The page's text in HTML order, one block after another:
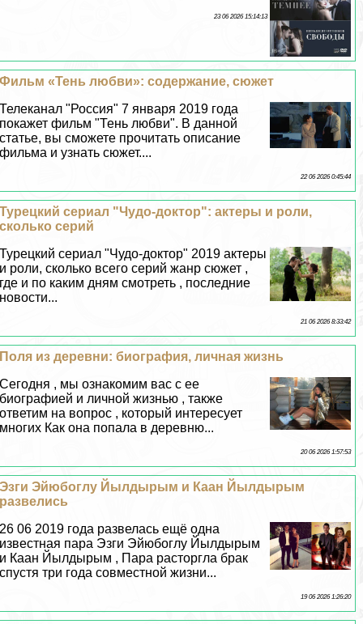
23 06 2026 15:14:13
Фильм «Тень любви»: содержание, сюжет
Телеканал "Россия" 7 января 2019 года
покажет фильм "Тень любви". В данной
статье, вы сможете прочитать описание
фильма и узнать сюжет....
22 06 2026 0:45:44
Турецкий сериал "Чудо-доктор": актеры и роли,
сколько серий
Турецкий сериал "Чудо-доктор" 2019 актеры
и роли, сколько всего серий жанр сюжет ,
где и по каким дням смотреть , последние
новости...
21 06 2026 8:33:42
Поля из деревни: биография, личная жизнь
Сегодня , мы ознакомим вас с ее
биографией и личной жизнью , также
ответим на вопрос , который интересует
многих Как она попала в деревню...
20 06 2026 1:57:53
Эзги Эйюбоглу Йылдырым и Каан Йылдырым
развелись
26 06 2019 года развелась ещё одна
известная пара Эзги Эйюбоглу Йылдырым
и Каан Йылдырым , Пара расторгла бpaк
спустя три года совместной жизни...
19 06 2026 1:26:20